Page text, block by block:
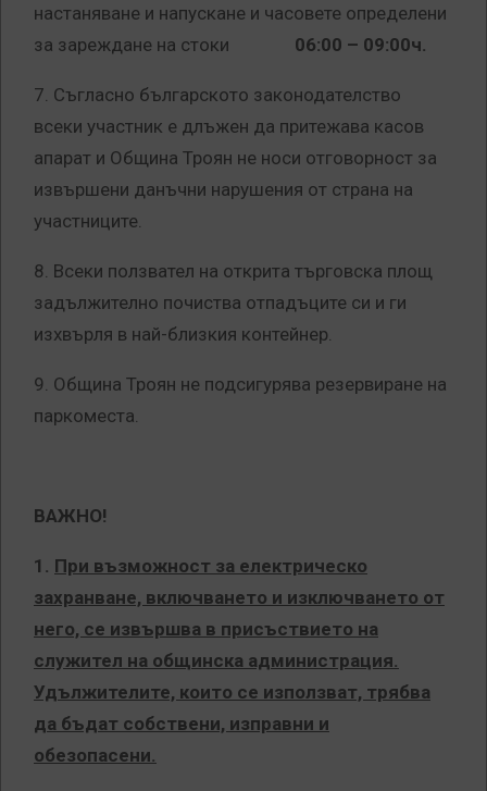
настаняване и напускане и часовете определени
за зареждане на стоки 06:00 – 09:00ч.
7. Съгласно българското законодателство
всеки участник е длъжен да притежава касов
апарат и Община Троян не носи отговорност за
извършени данъчни нарушения от страна на
участниците.
8. Всеки ползвател на открита търговска площ
задължително почиства отпадъците си и ги
изхвърля в най-близкия контейнер.
9. Община Троян не подсигурява резервиране на
паркоместа.
ВАЖНО!
1. При възможност за електрическо
захранване, включването и изключването от
него, се извършва в присъствието на
служител на общинска администрация.
Удължителите, които се използват, трябва
да бъдат собствени, изправни и
обезопасени.